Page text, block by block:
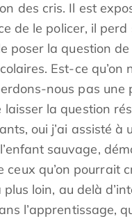
des cris. Il est
de le policer, il perd
poser la question de
Est-ce qu’on
nous pas une
la question
oui j’ai assisté à
sauvage,
qu’on pourrait
loin, au delà
l’apprentissage,